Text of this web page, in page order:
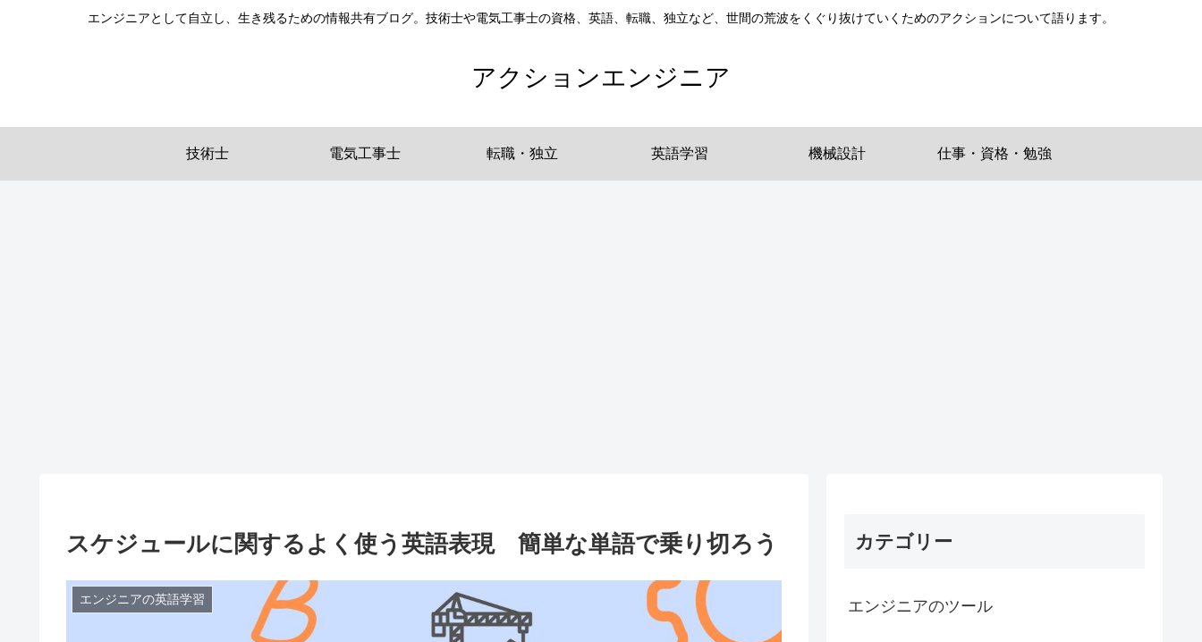
エンジニアとして自立し、生き残るための情報共有ブログ。技術士や電気工事士の資格、英語、転職、独立など、世間の荒波をくぐり抜けていくためのアクションについて語ります。
アクションエンジニア
技術士 電気工事士 転職・独立 英語学習 機械設計 仕事・資格・勉強
スケジュールに関するよく使う英語表現 簡単な単語で乗り切ろう
エンジニアの英語学習
カテゴリー
エンジニアのツール